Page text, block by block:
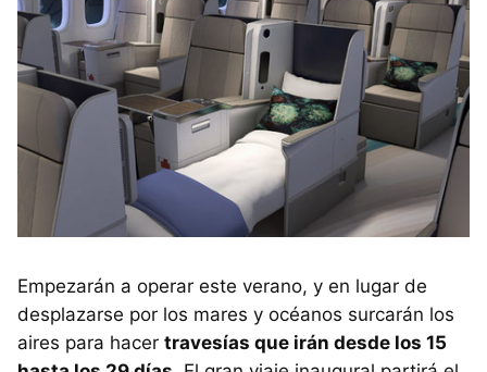
Empezarán a operar este verano, y en lugar de
desplazarse por los mares y océanos surcarán los
aires para hacer travesías que irán desde los 15